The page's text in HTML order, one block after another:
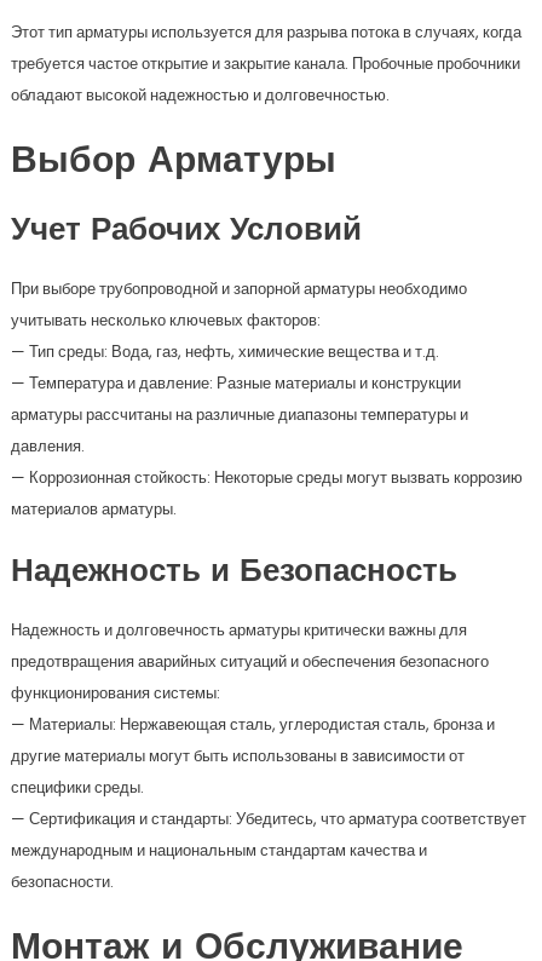
Этот тип арматуры используется для разрыва потока в случаях, когда
требуется частое открытие и закрытие канала. Пробочные пробочники
обладают высокой надежностью и долговечностью.
Выбор Арматуры
Учет Рабочих Условий
При выборе трубопроводной и запорной арматуры необходимо
учитывать несколько ключевых факторов:
— Тип среды: Вода, газ, нефть, химические вещества и т.д.
— Температура и давление: Разные материалы и конструкции
арматуры рассчитаны на различные диапазоны температуры и
давления.
— Коррозионная стойкость: Некоторые среды могут вызвать коррозию
материалов арматуры.
Надежность и Безопасность
Надежность и долговечность арматуры критически важны для
предотвращения аварийных ситуаций и обеспечения безопасного
функционирования системы:
— Материалы: Нержавеющая сталь, углеродистая сталь, бронза и
другие материалы могут быть использованы в зависимости от
специфики среды.
— Сертификация и стандарты: Убедитесь, что арматура соответствует
международным и национальным стандартам качества и
безопасности.
Монтаж и Обслуживание